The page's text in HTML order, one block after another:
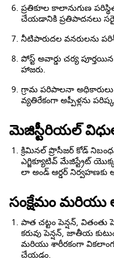
ప్రతికూల కాలానుగుణ
చేయడానికి ప్రతిపాదనలు
నీటిపారుదల వనరులను
పోస్ట్ అవార్డు చర్య
హాజరు.
గ్రామ పరిపాలనా
వ్యతిరేకంగా అప్పీళ్లను
మెజిస్టీరియల్
క్రిమినల్ ప్రొసీజర్ కోడ్
ఎగ్జిక్యూటివ్ మేజిస్ట్రేట్
లా అండ్ ఆర్డర్ నిర్వహణకు
సంక్షేమం మరియు
పాత చట్టం పెన్షన్,
కరువు పెన్షన్, జాతీయ
మరియు శారీరకంగా
చేయడం.